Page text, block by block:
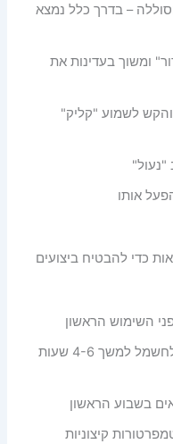
– בדרך כלל נמצא
ומשוך בעדינות את
לשמוע "קליק"
אותו
כדי להבטיח ביצועים
השימוש הראשון
השאר את המחשב מחובר לחשמל למשך 4-6 שעות
קיצוניות